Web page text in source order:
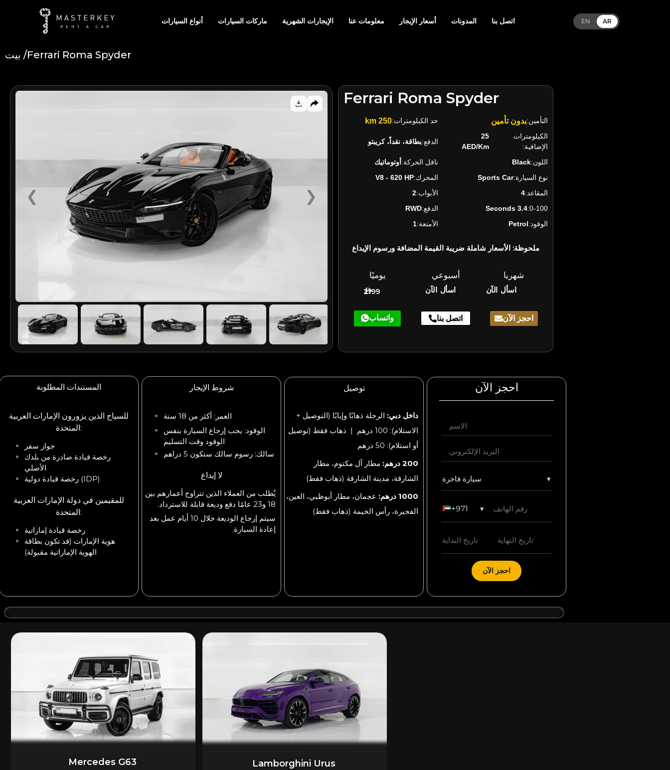
أنواع السيارات ماركات السيارات الإيجارات الشهرية معلومات عنا أسعار الإيجار المدونات اتصل بنا EN AR
بيت /Ferrari Roma Spyder
❮ ❯
Ferrari Roma Spyder
التأمين:بدون تأمين حد الكيلومترات:250 km
الكيلومترات
الإضافية:
25
AED/Km
الدفع:بطاقة، نقداً، كريبتو
اللون:Black ناقل الحركة: أوتوماتيك
نوع السيارة:Sports Car المحرك:V8 - 620 HP
المقاعد:4 الأبواب:2
0-100:
3.4 Seconds الدفع:RWD
الوقود:Petrol الأمتعة:1
ملحوظة: الأسعار شاملة ضريبة القيمة المضافة ورسوم الإيداع
يوميًا أسبوعي شهريا
2199 اسأل الآن اسأل الآن
واتساب اتصل بنا احجز الآن
المستندات المطلوبة
للسياح الذين يزورون الإمارات العربية
المتحدة:
جواز سفر
رخصة قيادة صادرة من بلدك
الأصلي
رخصة قيادة دولية (IDP)
للمقيمين في دولة الإمارات العربية
المتحدة:
رخصة قيادة إماراتية
هوية الإمارات (قد تكون بطاقة
الهوية الإماراتية مقبولة)
شروط الإيجار
العمر: أكثر من 18 سنة
الوقود: يجب إرجاع السيارة بنفس
الوقود وقت التسليم
سالك: رسوم سالك ستكون 5 دراهم
لا إيداع
يُطلب من العملاء الذين تتراوح أعمارهم بين
18 و23 عامًا دفع وديعة قابلة للاسترداد.
سيتم إرجاع الوديعة خلال 10 أيام عمل بعد
إعادة السيارة.
توصيل
داخل دبي: الرحلة ذهابًا وإيابًا (التوصيل +
الاستلام): 100 درهم | ذهاب فقط (توصيل
أو استلام): 50 درهم
200 درهم:
مطار آل مكتوم، مطار
الشارقة، مدينة الشارقة (ذهاب فقط)
1000 درهم:
عجمان، مطار أبوظبي، العين،
الفجيرة، رأس الخيمة (ذهاب فقط)
احجز الآن
سيارة فاخرة ▾
+971 ▾
احجز الآن
Mercedes G63 Lamborghini Urus